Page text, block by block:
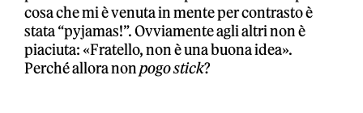
cosa che mi è venuta in mente per contrasto è
stata “pyjamas!”. Ovviamente agli altri non è
piaciuta: «Fratello, non è una buona idea».
Perché allora nonpogo stick?